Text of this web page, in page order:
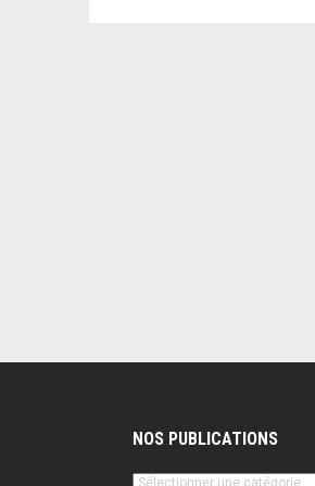
NOS PUBLICATIONS
Nos